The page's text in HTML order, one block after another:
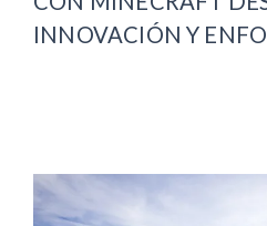
INNOVACIÓN Y